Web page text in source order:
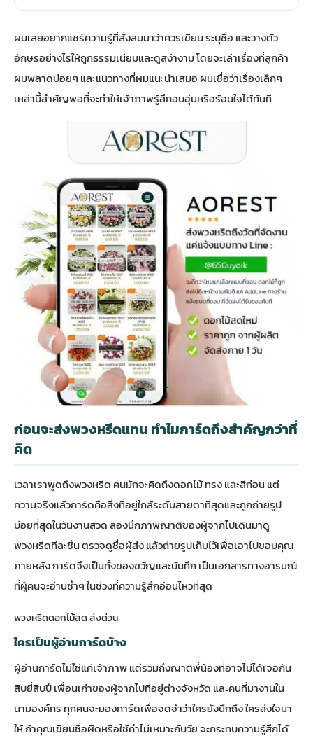
ผมเลยอยากแชร์ความรู้ที่สั่งสมมาว่าควรเขียน ระบุชื่อ และวางตัว
อักษรอย่างไรให้ถูกธรรมเนียมและดูสง่างาม โดยจะเล่าเรื่องที่ลูกค้า
ผมพลาดบ่อยๆ และแนวทางที่ผมแนะนำเสมอ ผมเชื่อว่าเรื่องเล็กๆ
เหล่านี้สำคัญพอที่จะทำให้เจ้าภาพรู้สึกอบอุ่นหรือร้อนใจได้ทันที
ก่อนจะส่งพวงหรีดแทน ทำไมการ์ดถึงสำคัญกว่าที่
คิด
เวลาเราพูดถึงพวงหรีด คนมักจะคิดถึงดอกไม้ ทรง และสีก่อน แต่
ความจริงแล้วการ์ดคือสิ่งที่อยู่ใกล้ระดับสายตาที่สุดและถูกถ่ายรูป
บ่อยที่สุดในวันงานสวด ลองนึกภาพญาติของผู้จากไปเดินมาดู
พวงหรีดทีละชิ้น ตรวจดูชื่อผู้ส่ง แล้วถ่ายรูปเก็บไว้เพื่อเอาไปขอบคุณ
ภายหลัง การ์ดจึงเป็นทั้งของขวัญและบันทึก เป็นเอกสารทางอารมณ์
ที่ผู้คนจะอ่านซ้ำๆ ในช่วงที่ความรู้สึกอ่อนไหวที่สุด
พวงหรีดดอกไม้สด ส่งด่วน
ใครเป็นผู้อ่านการ์ดบ้าง
ผู้อ่านการ์ดไม่ใช่แค่เจ้าภาพ แต่รวมถึงญาติพี่น้องที่อาจไม่ได้เจอกัน
สิบยี่สิบปี เพื่อนเก่าของผู้จากไปที่อยู่ต่างจังหวัด และคนที่มางานใน
นามองค์กร ทุกคนจะมองการ์ดเพื่อจดจำว่าใครยังนึกถึง ใครส่งใจมา
ให้ ถ้าคุณเขียนชื่อผิดหรือใช้คำไม่เหมาะกับวัย จะกระทบความรู้สึกได้